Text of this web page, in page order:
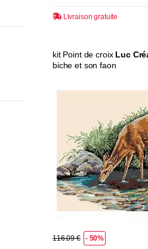
Livraison gratuite
kit Point de croix Luc
biche et son faon
116.09 € - 50%